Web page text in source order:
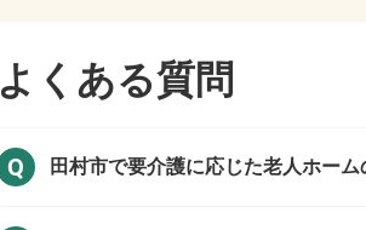
よくある質問
Q 田村市で要介護に応じた老人ホー